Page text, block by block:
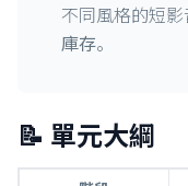
不同風格的短
庫存。
📝 單元大綱